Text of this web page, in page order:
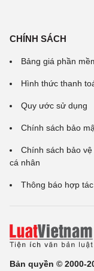
CHÍNH SÁCH
Bảng giá phần
Hình thức thanh
Quy ước sử dụng
Chính sách bảo
Chính sách bảo
cá nhân
Thông báo hợp tác
Bản quyền © 2000-